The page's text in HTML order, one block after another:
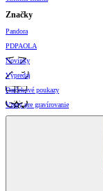
Značky
Pandora
PDPAOLA
Novinky
Výpredaj
Darčekové poukazy
Vzory pre gravírovanie